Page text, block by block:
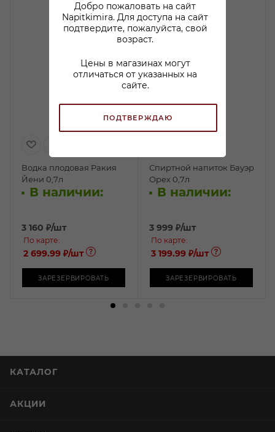
Добро пожаловать на сайт
Napitkimira. Для доступа на сайт
подтвердите, пожалуйста, свой
возраст.
Цены в магазинах могут
отличаться от указанных на
сайте.
ПОДТВЕРЖДАЮ
Водка плодовая Ракия
Йени 0,7л
В наличии:
3 160 ₽/шт
По карте:
2 699.99 ₽/шт
ЗАРЕЗЕРВИРОВАТЬ
Спиртной напиток Бауэр
Орех 0,7л
В наличии:
3 999 ₽/шт
По карте:
3 199.99 ₽/шт
ЗАРЕЗЕРВИРОВАТЬ
КАТАЛОГ
АКЦИИ